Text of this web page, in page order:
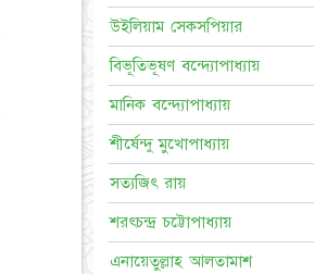
উইলিয়াম সেকসপিয়ার
বিভূতিভূষণ বন্দ্যোপাধ্যায়
মানিক বন্দ্যোপাধ্যায়
শীর্ষেন্দু মুখোপাধ্যায়
সত্যজিৎ রায়
শরৎচন্দ্র চট্টোপাধ্যায়
এনায়েতুল্লাহ আলতামাশ